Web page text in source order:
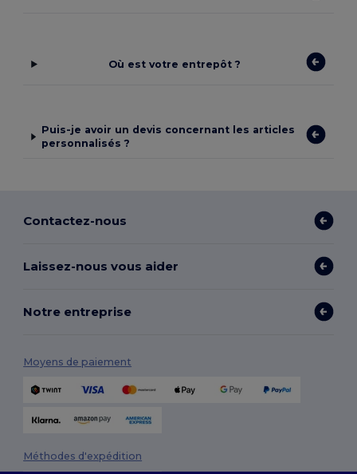
Où est votre entrepôt ?
Puis-je avoir un devis concernant les articles
personnalisés ?
Contactez-nous
Laissez-nous vous aider
Notre entreprise
Moyens de paiement
Méthodes d'expédition